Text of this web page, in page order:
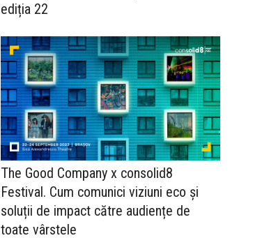
ediția 22
The Good Company x consolid8
Festival. Cum comunici viziuni eco și
soluții de impact către audiențe de
toate vârstele